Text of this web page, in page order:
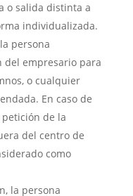
o salida distinta a
individualizada.
persona
del empresario para
o cualquier
En caso de
de la
del centro de
como
la persona